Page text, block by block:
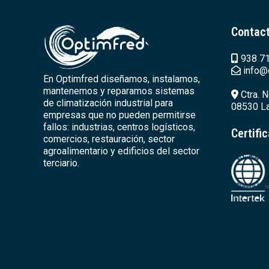
En Optimfred diseñamos, instalamos,
mantenemos y reparamos sistemas
de climatización industrial para
empresas que no pueden permitirse
fallos: industrias, centros logísticos,
comercios, restauración, sector
agroalimentario y edificios del sector
terciario.
938
Ctra.
08530